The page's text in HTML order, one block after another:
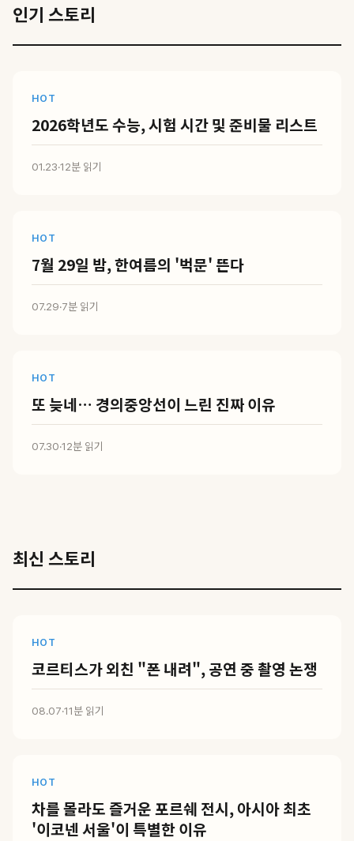
인기 스토리
HOT
2026학년도 수능, 시험 시간 및 준비물 리스트
01.23·12분 읽기
HOT
7월 29일 밤, 한여름의 '벅문' 뜬다
07.29·7분 읽기
HOT
또 늦네… 경의중앙선이 느린 진짜 이유
07.30·12분 읽기
최신 스토리
HOT
코르티스가 외친 "폰 내려", 공연 중 촬영 논쟁
08.07·11분 읽기
HOT
차를 몰라도 즐거운 포르쉐 전시, 아시아 최초
'이코넨 서울'이 특별한 이유